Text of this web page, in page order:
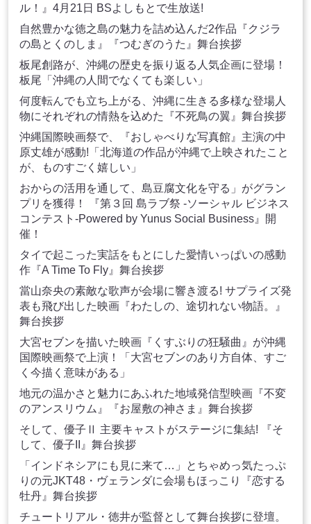
ル！』4月21日 BSよしもとで生放送!
自然豊かな徳之島の魅力を詰め込んだ2作品『クジラ
の島とくのしま』『つむぎのうた』舞台挨拶
板尾創路が、沖縄の歴史を振り返る人気企画に登場！
板尾「沖縄の人間でなくても楽しい」
何度転んでも立ち上がる、沖縄に生きる多様な登場人
物にそれぞれの情熱を込めた『不死鳥の翼』舞台挨拶
沖縄国際映画祭で、『おしゃべりな写真館』主演の中
原丈雄が感動!「北海道の作品が沖縄で上映されたこと
が、ものすごく嬉しい」
おからの活用を通して、島豆腐文化を守る」がグラン
プリを獲得！ 『第３回 島ラブ祭 -ソーシャル ビジネス
コンテスト-Powered by Yunus Social Business』開
催！
タイで起こった実話をもとにした愛情いっぱいの感動
作『A Time To Fly』舞台挨拶
當山奈央の素敵な歌声が会場に響き渡る! サプライズ発
表も飛び出した映画『わたしの、途切れない物語。』
舞台挨拶
大宮セブンを描いた映画『くすぶりの狂騒曲』が沖縄
国際映画祭で上演！「大宮セブンのあり方自体、すご
く今描く意味がある」
地元の温かさと魅力にあふれた地域発信型映画『不変
のアンスリウム』『お屋敷の神さま』舞台挨拶
そして、優子Ⅱ 主要キャストがステージに集結! 『そ
して、優子II』舞台挨拶
「インドネシアにも見に来て…」とちゃめっ気たっぷ
りの元JKT48・ヴェランダに会場もほっこり『恋する
牡丹』舞台挨拶
チュートリアル・徳井が監督として舞台挨拶に登壇。